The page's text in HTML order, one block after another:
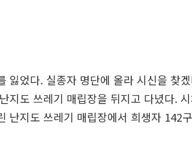
잃었다. 실종자 명단에 올라 시신을 찾
지도 쓰레기 매립장을 뒤지고 다녔다.
난지도 쓰레기 매립장에서 희생자 142